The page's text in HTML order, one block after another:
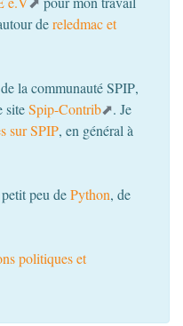
dereledmac et
la communautéSPIP,
siteSpip-Contrib
. Je
surSPIP, en général à
peu dePython, de
politiques et